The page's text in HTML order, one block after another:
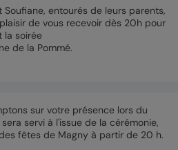
Soufiane, entourés de leurs parents,
de vous recevoir dès 20h pour
la soirée
de la Pommé.
sur votre présence lors du
servi à l'issue de la cérémonie,
fêtes de Magny à partir de 20 h.